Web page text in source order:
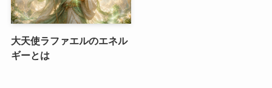
大天使ラファエルのエネル
ギーとは